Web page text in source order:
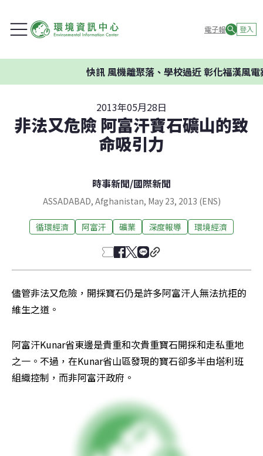
電子報 登入
快訊風機離聚落、學校過近 彰化福漢風電案
2013年05月28日
非法又危險 阿富汗寶石礦山的致
命吸引力
時事新聞/國際新聞
ASSADABAD, Afghanistan, May 23, 2013 (ENS)
循環經濟 阿富汗 礦業 深度報導 環境經濟
儘管非法又危險，開採寶石仍是許多阿富汗人無法抗拒的
維生之道。
阿富汗Kunar省東邊是貴重和次貴重寶石開採和走私重地
之一。不過，在Kunar省山區發現的寶石卻多半由塔利班
組織控制，而非阿富汗政府。